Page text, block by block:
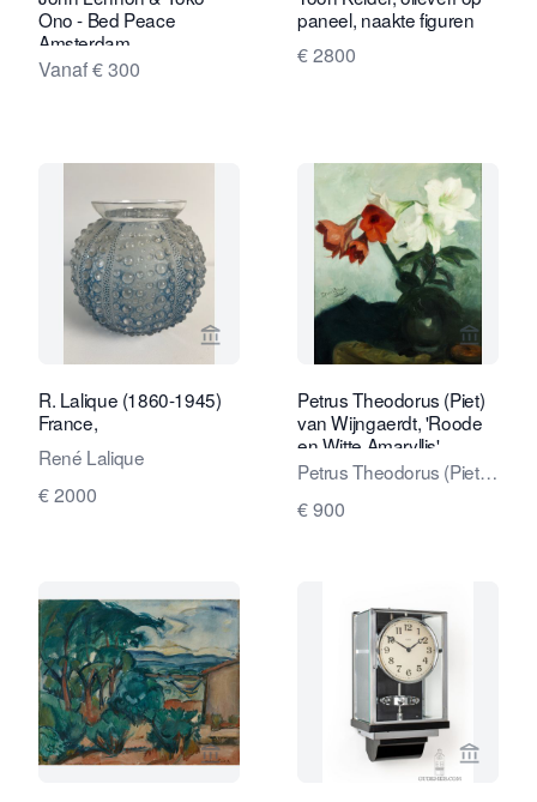
Ono - Bed Peace
Amsterdam
Vanaf € 300
paneel, naakte figuren
€ 2800
Bekijk verkoperspagina van
R. Lalique (1860-1945)
France,
René Lalique
€ 2000
Bekijk
Petrus Theodorus (Piet)
van Wijngaerdt, 'Roode
en Witte Amaryllis',
olieverf op doek, ca.
Petrus Theodorus (Piet)
van Wijngaerdt
€ 900
Bekijk verkoperspagina van Bekijk